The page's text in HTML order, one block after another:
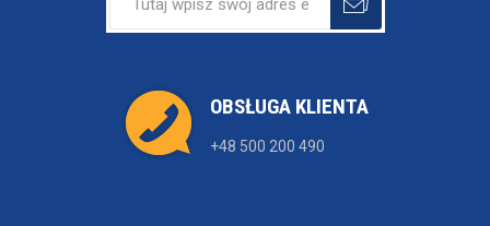
OBSŁUGA KLIENTA
+48 500 200 490